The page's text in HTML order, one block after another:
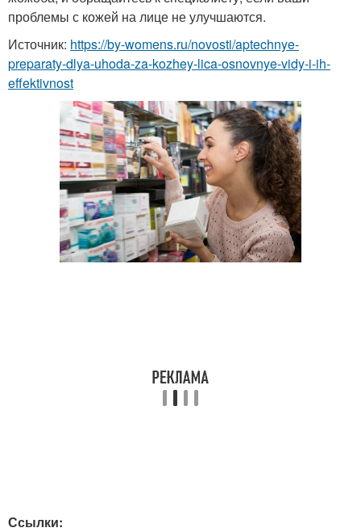
проблемы с кожей на лице не улучшаются.
Источник: https://by-womens.ru/novosti/aptechnye-
preparaty-dlya-uhoda-za-kozhey-lica-osnovnye-vidy-i-ih-
effektivnost
Ссылки: